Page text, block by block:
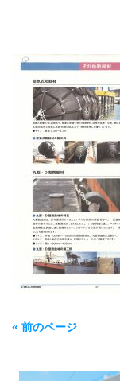
« 前のページ